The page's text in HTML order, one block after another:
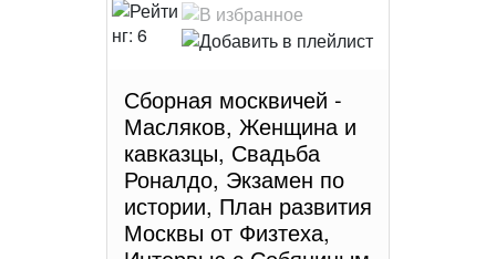
Сборная москвичей -
Масляков, Женщина и
кавказцы, Свадьба
Роналдо, Экзамен по
истории, План развития
Москвы от Физтеха,